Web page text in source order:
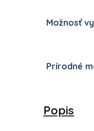
Možnosť
Prírodné
Popis